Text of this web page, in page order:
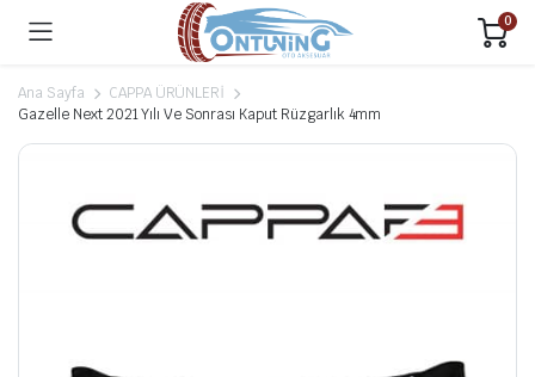
0
Ana Sayfa
CAPPA ÜRÜNLERİ
Gazelle Next 2021 Yılı Ve Sonrası Kaput Rüzgarlık 4mm